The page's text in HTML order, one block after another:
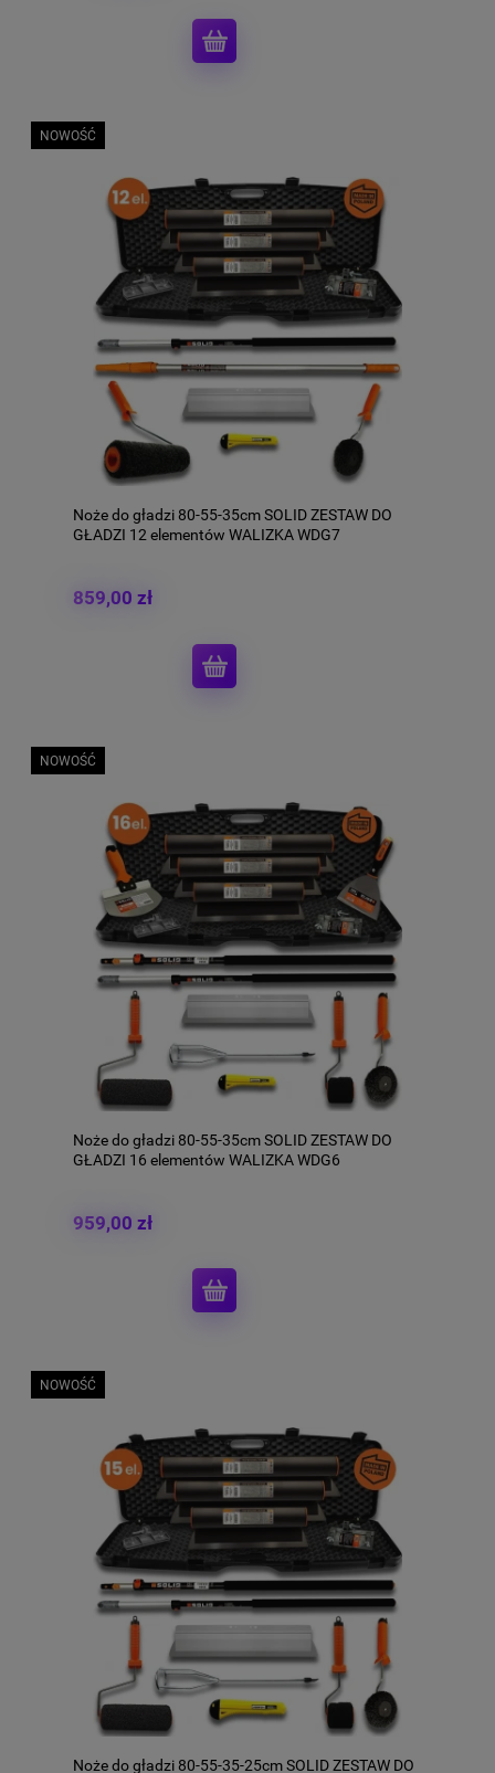
Noże do gładzi 80-55-35cm SOLID ZESTAW DO
GŁADZI 12 elementów WALIZKA WDG7
859,00 zł
NOWOŚĆ
Noże do gładzi 80-55-35cm SOLID ZESTAW DO
GŁADZI 16 elementów WALIZKA WDG6
959,00 zł
NOWOŚĆ
Noże do gładzi 80-55-35-25cm SOLID ZESTAW DO
NOWOŚĆ